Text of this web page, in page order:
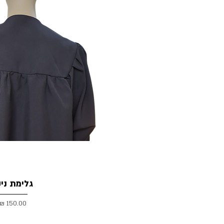
גלימת
150.00 ₪